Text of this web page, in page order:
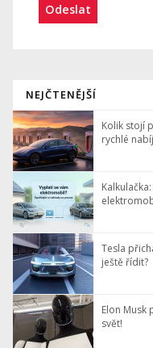
Odeslat
NEJČTENĚJŠÍ
Kolik stojí
rychlé
Tesla
ještě řídit?
Elon Musk
svět!